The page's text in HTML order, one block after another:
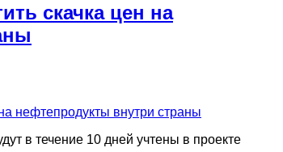
скачка цен на
в течение 10 дней учтены в проекте